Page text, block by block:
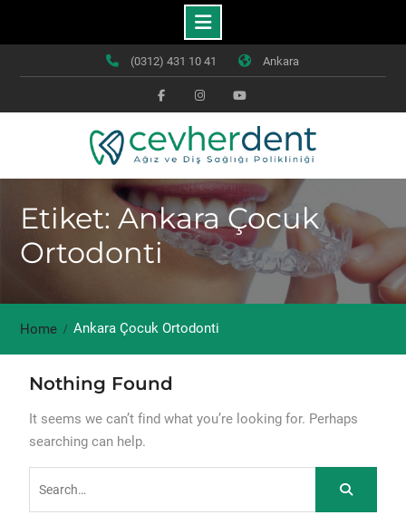
(0312) 431 10 41 Ankara
FacebookInstagramYoutube
Etiket: Ankara Çocuk
Ortodonti
Home Ankara Çocuk Ortodonti
Nothing Found
It seems we can’t find what you’re looking for. Perhaps
searching can help.
for: